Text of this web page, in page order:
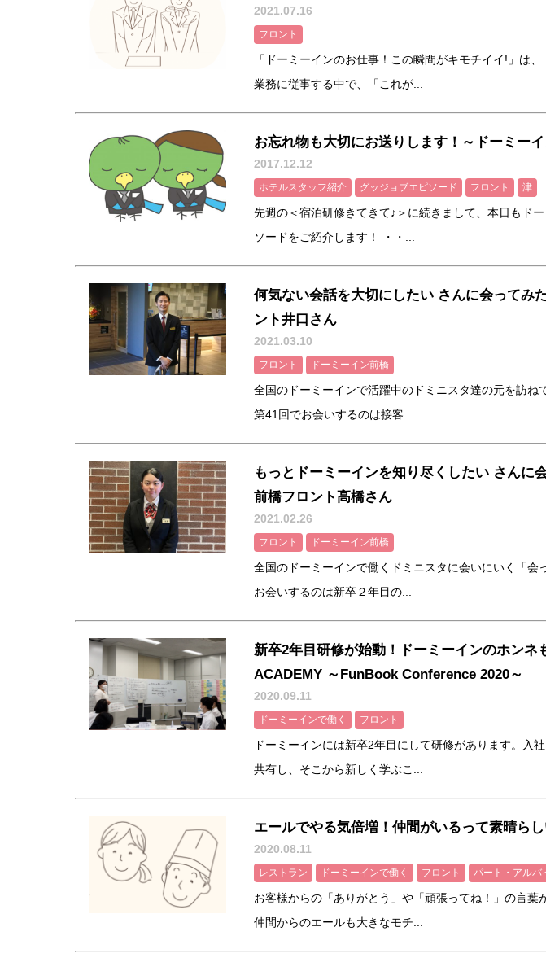
2021.07.16
フロント
「ドーミーインのお仕事！この瞬間がキモチイイ!」は
業務に従事する中で、「これが...
お忘れ物も大切にお送りします！～ドーミー
2017.12.12
ホテルスタッフ紹介 グッジョブエピソード フロント 津
先週の＜宿泊研修きてきて♪＞に続きまして、本日もド
ソードをご紹介します！ ・・...
何気ない会話を大切にしたい さんに会ってみ
ント井口さん
2021.03.10
フロント ドーミーイン前橋
全国のドーミーインで活躍中のドミニスタ達の元を訪ね
第41回でお会いするのは接客...
もっとドーミーインを知り尽くしたい さんに
前橋フロント高橋さん
2021.02.26
フロント ドーミーイン前橋
全国のドーミーインで働くドミニスタに会いにいく「会
お会いするのは新卒２年目の...
新卒2年目研修が始動！ドーミーインのホンネ
ACADEMY ～FunBook Conference 2020～
2020.09.11
ドーミーインで働く フロント
ドーミーインには新卒2年目にして研修があります。入
共有し、そこから新しく学ぶこ...
エールでやる気倍増！仲間がいるって素晴ら
2020.08.11
レストラン ドーミーインで働く フロント パート・アルバ
お客様からの「ありがとう」や「頑張ってね！」の言葉
仲間からのエールも大きなモチ...